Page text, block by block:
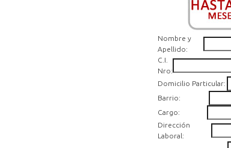
Nombre y
Apellido:
C.I.
Nro:
Domicilio Particular:
Barrio:
Cargo:
Dirección
Laboral: